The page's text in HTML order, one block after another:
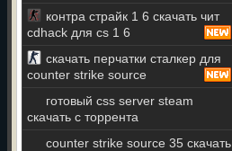
контра страйк 1 6 скачать чит
cdhack для cs 1 6
скачать перчатки сталкер для
counter strike source
готовый css server steam
скачать с торрента
counter strike source 35 скачать